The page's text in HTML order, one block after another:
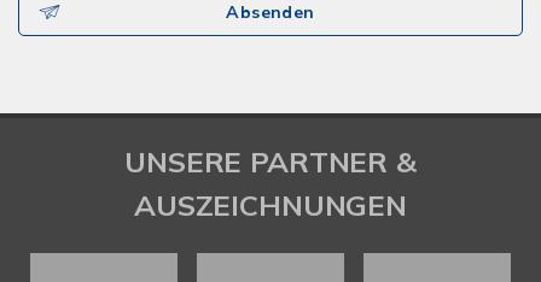
Absenden
UNSERE PARTNER &
AUSZEICHNUNGEN